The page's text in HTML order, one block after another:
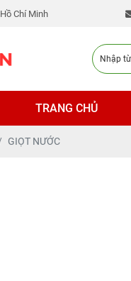
Chí Minh
TRANG CHỦ
GIỌT NƯỚC